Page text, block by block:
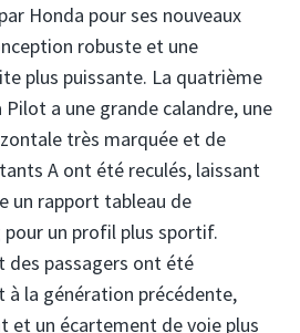
Honda pour ses nouveaux
robuste et une
plus puissante. La quatrième
a une grande calandre, une
très marquée et de
A ont été reculés, laissant
un rapport tableau de
un profil plus sportif.
des passagers ont été
à la génération précédente,
et un écartement de voie plus